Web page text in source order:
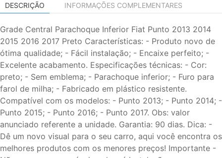
DESCRIÇÃO INFORMAÇÕES COMPLEMENTARES
Grade Central Parachoque Inferior Fiat Punto 2013 2014
2015 2016 2017 Preto Características: - Produto novo de
ótima qualidade; - Fácil instalação; - Encaixe perfeito; -
Excelente acabamento. Especificações técnicas: - Cor:
preto; - Sem emblema; - Parachoque inferior; - Furo para
farol de milha; - Fabricado em plástico resistente.
Compatível com os modelos: - Punto 2013; - Punto 2014; -
Punto 2015; - Punto 2016; - Punto 2017. Obs: valor
anunciado referente a unidade. Garantia: 90 dias. Dica: -
Dê um novo visual para o seu carro, aqui você encontra os
melhores produtos com os menores preços! Importante -